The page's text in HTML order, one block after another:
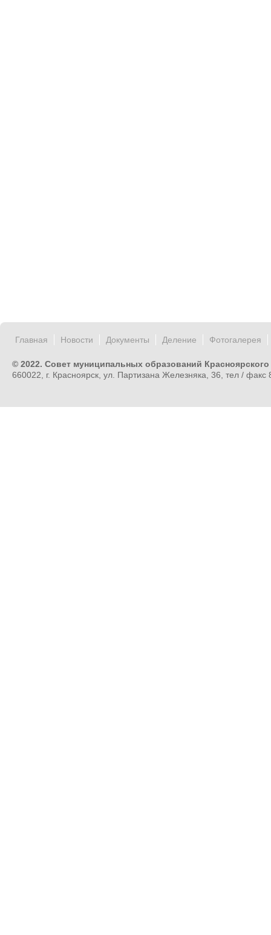
Главная Новости Документы Деление Фотогалерея
© 2022. Совет муниципальных образований Красноярского
660022, г. Красноярск, ул. Партизана Железняка, 36, тел /